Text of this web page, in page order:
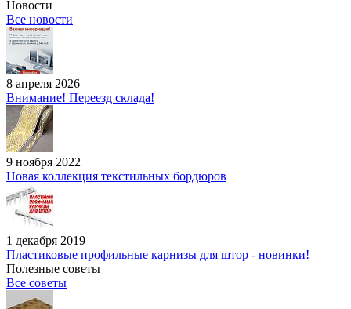
Новости
Все новости
8 апреля 2026
Внимание! Переезд склада!
9 ноября 2022
Новая коллекция текстильных бордюров
1 декабря 2019
Пластиковые профильные карнизы для штор - новинки!
Полезные советы
Все советы